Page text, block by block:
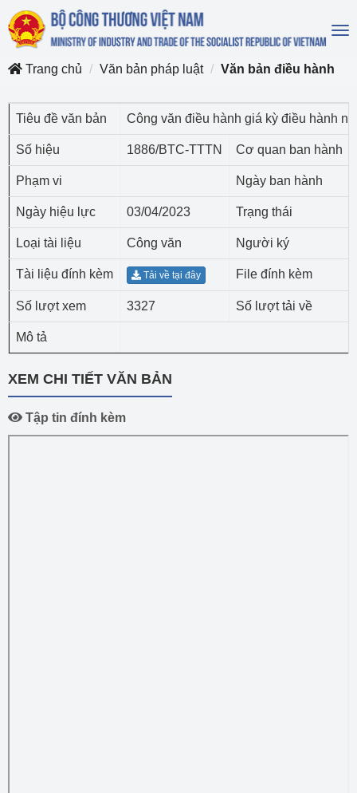
Trang chủ
Văn bản pháp luật Văn bản điều hành
Tiêu đề văn bản Công văn điều hành giá kỳ điều hành
Số hiệu 1886/BTC-TTTN Cơ quan ban hành
Phạm vi Ngày ban hành
Ngày hiệu lực 03/04/2023 Trạng thái
Loại tài liệu Công văn Người ký
Tài liệu đính kèm Tải về tại đây File đính kèm
Số lượt xem 3327 Số lượt tải về
Mô tả
XEM CHI TIẾT VĂN BẢN
Tập tin đính kèm